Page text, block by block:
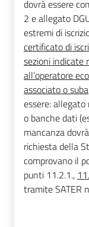
dovrà essere
2 e allegato
estremi di
certificato di
sezioni indicate
all’operatore
associato o
essere:
o banche dati
mancanza
richiesta della
comprovano il
punti 11.2.1.,
tramite SATER